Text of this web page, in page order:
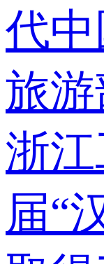
代
旅
浙
届“